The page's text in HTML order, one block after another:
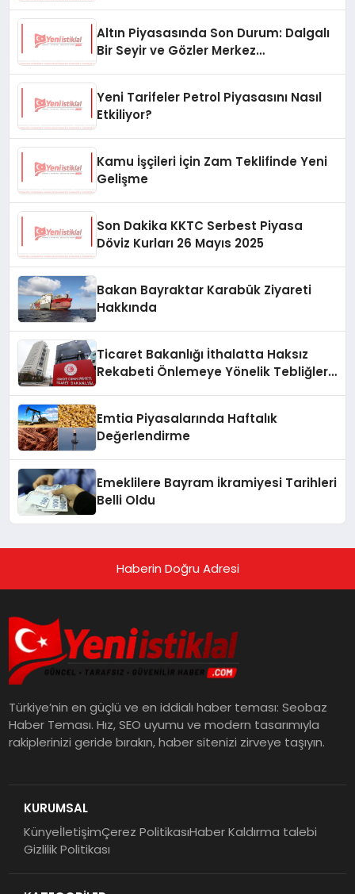
Altın Piyasasında Son Durum: Dalgalı
Bir Seyir ve Gözler Merkez
Yeni Tarifeler Petrol Piyasasını Nasıl
Etkiliyor?
Kamu İşçileri İçin Zam Teklifinde Yeni
Gelişme
Son Dakika KKTC Serbest Piyasa
Döviz Kurları 26 Mayıs 2025
Bakan Bayraktar Karabük Ziyareti
Hakkında
Ticaret Bakanlığı İthalatta Haksız
Rekabeti Önlemeye Yönelik Tebliğleri
Emtia Piyasalarında Haftalık
Değerlendirme
Emeklilere Bayram İkramiyesi Tarihleri
Belli Oldu
Haberin Doğru Adresi
Türkiye’nin en güçlü ve en iddialı haber teması: Seobaz
Haber Teması. Hız, SEO uyumu ve modern tasarımıyla
rakiplerinizi geride bırakın, haber sitenizi zirveye taşıyın.
KURUMSAL
KünyeİletişimÇerez PolitikasıHaber Kaldırma talebi
Gizlilik Politikası